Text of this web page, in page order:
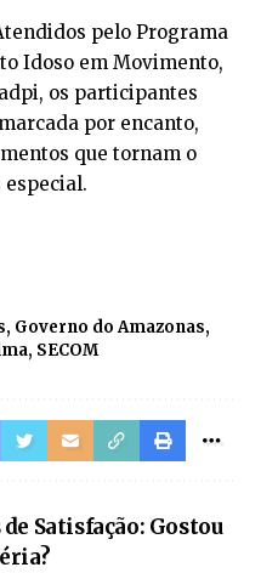
pelo Programa
Idoso em Movimento,
os participantes
por encanto,
que tornam o
, Governo do Amazonas,
, SECOM
Satisfação: Gostou